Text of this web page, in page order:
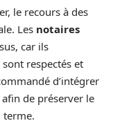
le recours à des
Les notaires
car ils
respectés et
d’intégrer
de préserver le
terme.